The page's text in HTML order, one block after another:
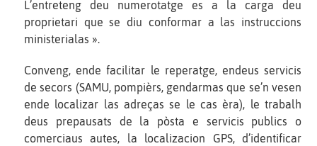
L’entreteng deu numerotatge es a la carga deu
proprietari que se diu conformar a las instruccions
ministerialas ».
Conveng, ende facilitar le reperatge, endeus servicis
de secors (SAMU, pompièrs, gendarmas que se’n vesen
ende localizar las adreças se le cas èra), le trabalh
deus prepausats de la pòsta e servicis publics o
comerciaus autes, la localizacion GPS, d’identificar